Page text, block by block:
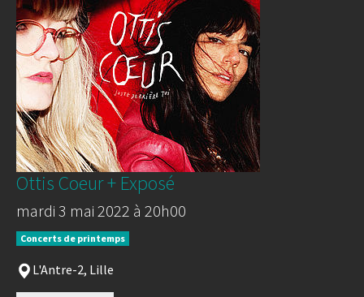
Ottis Coeur + Exposé
mardi 3 mai 2022 à 20h00
Concerts de printemps
L'Antre-2, Lille